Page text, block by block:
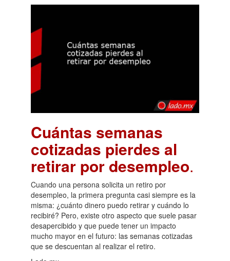
Cuántas semanas
cotizadas pierdes al
retirar por desempleo.
Cuando una persona solicita un retiro por
desempleo, la primera pregunta casi siempre es la
misma: ¿cuánto dinero puedo retirar y cuándo lo
recibiré? Pero, existe otro aspecto que suele pasar
desapercibido y que puede tener un impacto
mucho mayor en el futuro: las semanas cotizadas
que se descuentan al realizar el retiro.